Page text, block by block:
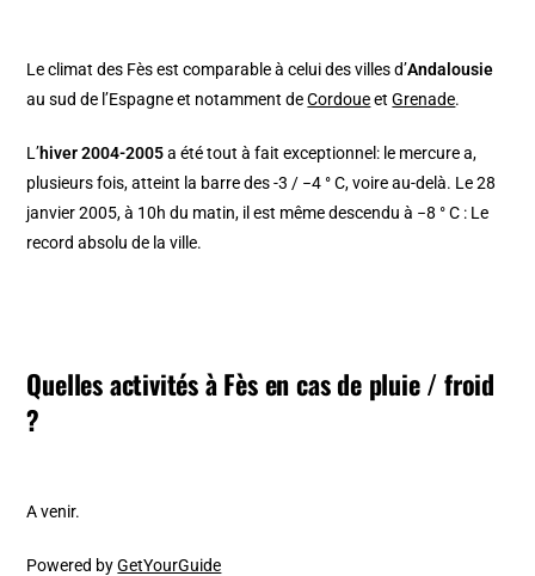
Le climat des Fès est comparable à celui des villes d’Andalousie
au sud de l’Espagne et notamment deCordoueetGrenade.
L’hiver 2004-2005a été tout à fait exceptionnel: le mercure a,
plusieurs fois, atteint la barre des -3 / −4 ° C, voire au-delà. Le 28
janvier 2005, à 10h du matin, il est même descendu à −8 ° C : Le
record absolu de la ville.
Quelles activités à Fès en cas de pluie / froid
?
A venir.
Powered byGetYourGuide